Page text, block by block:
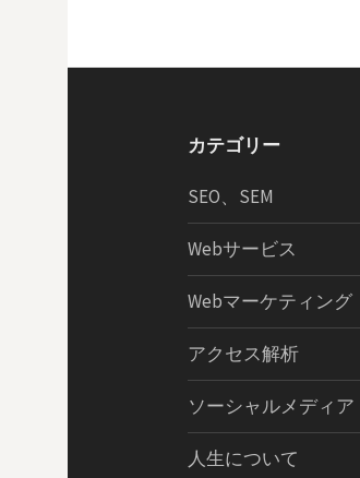
カテゴリー
SEO、SEM
Webサービス
Webマーケティング
アクセス解析
ソーシャルメディア
人生について